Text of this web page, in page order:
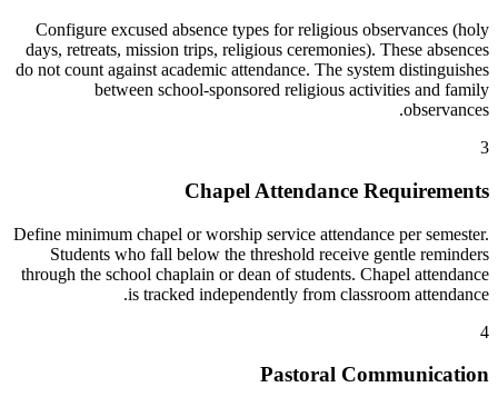
Configure excused absence types for religious observances (holy
days, retreats, mission trips, religious ceremonies). These absences
do not count against academic attendance. The system distinguishes
between school-sponsored religious activities and family
observances.
3
Chapel Attendance Requirements
Define minimum chapel or worship service attendance per semester.
Students who fall below the threshold receive gentle reminders
through the school chaplain or dean of students. Chapel attendance
is tracked independently from classroom attendance.
4
Pastoral Communication